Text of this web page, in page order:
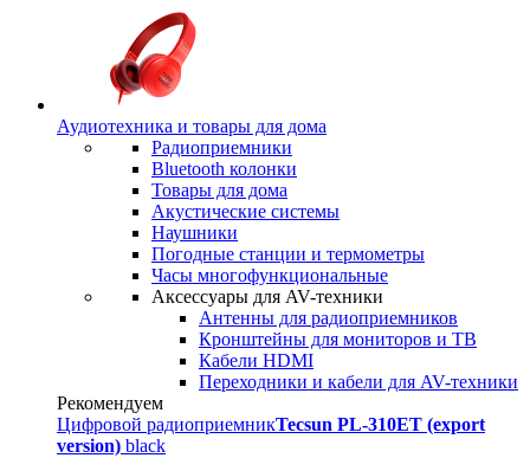
Аудиотехника и товары для дома
Радиоприемники
Bluetooth колонки
Товары для дома
Акустические системы
Наушники
Погодные станции и термометры
Часы многофункциональные
Аксессуары для AV-техники
Антенны для радиоприемников
Кронштейны для мониторов и ТВ
Кабели HDMI
Переходники и кабели для AV-техники
Рекомендуем
Цифровой радиоприемникTecsun PL-310ET (export
version) black